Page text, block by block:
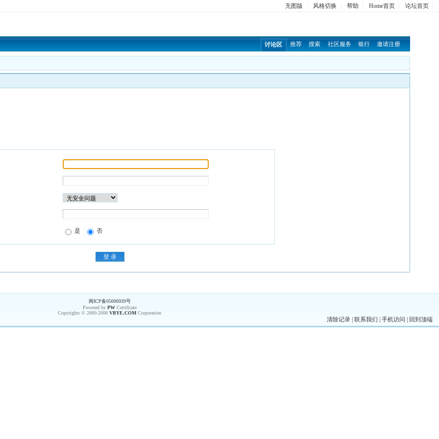
无图版 风格切换 帮助 Home首页 论坛首页
讨论区 推荐 搜索 社区服务 银行 邀请注册
是 否
闽ICP备05006939号
Powered by PW Certificate
Copyrights © 2000-2008VBYE.COM Corporation
清除记录| 联系我们 手机访问 回到顶端